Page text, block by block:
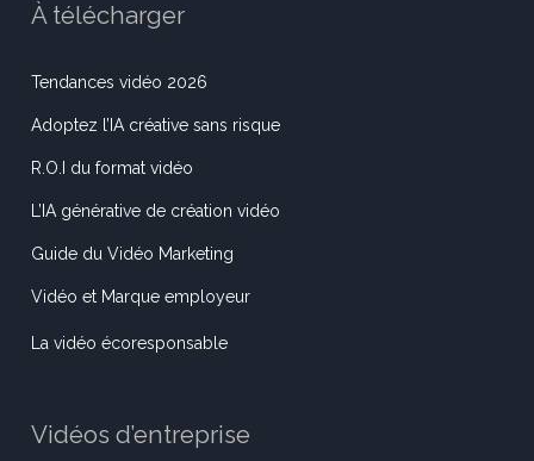
À télécharger
Tendances vidéo 2026
Adoptez l’IA créative sans risque
R.O.I du format vidéo
L’IA générative de création vidéo
Guide du Vidéo Marketing
Vidéo et Marque employeur
La vidéo écoresponsable
Vidéos d’entreprise